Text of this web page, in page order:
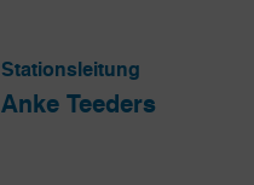
Stationsleitung
Anke Teeders